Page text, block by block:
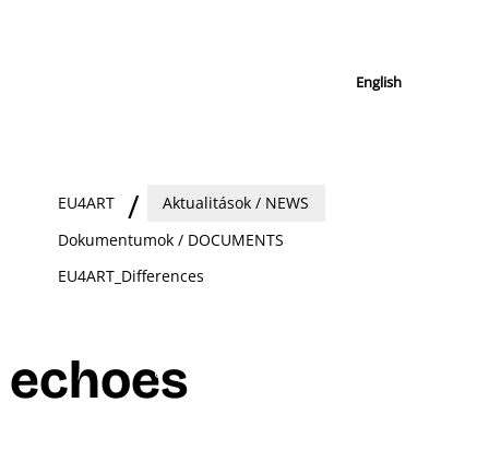
English
EU4ART
Aktualitások / NEWS
Dokumentumok / DOCUMENTS
EU4ART_Differences
echoes